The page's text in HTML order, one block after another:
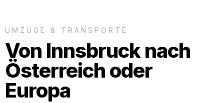
UMZÜGE & TRANSPORTE
Von Innsbruck nach
Österreich oder
Europa